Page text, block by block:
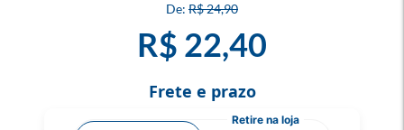
R$ 24,90
R$ 22,40
Frete e prazo